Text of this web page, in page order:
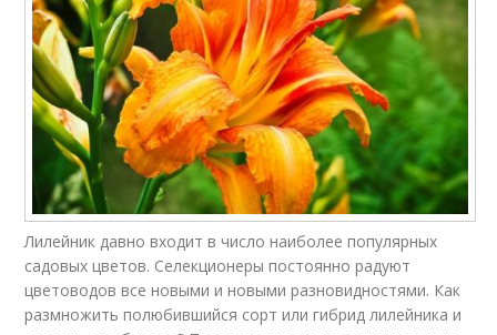
Лилейник давно входит в число наиболее популярных
садовых цветов. Селекционеры постоянно радуют
цветоводов все новыми и новыми разновидностями. Как
размножить полюбившийся сорт или гибрид лилейника и